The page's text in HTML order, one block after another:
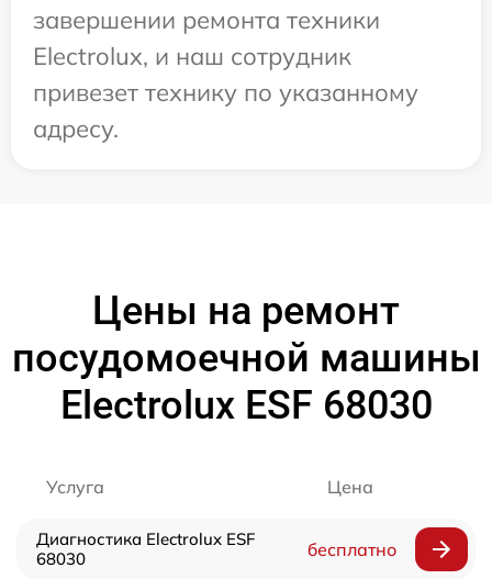
завершении ремонта техники
Electrolux, и наш сотрудник
привезет технику по указанному
адресу.
Цены на ремонт
посудомоечной машины
Electrolux ESF 68030
Услуга Цена
Диагностика Electrolux ESF
68030
бесплатно